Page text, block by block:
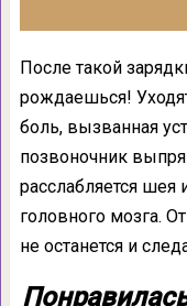
После такой
рождаешься!
боль, вызванная
позвоночник
расслабляется шея
головного мозга.
не останется и